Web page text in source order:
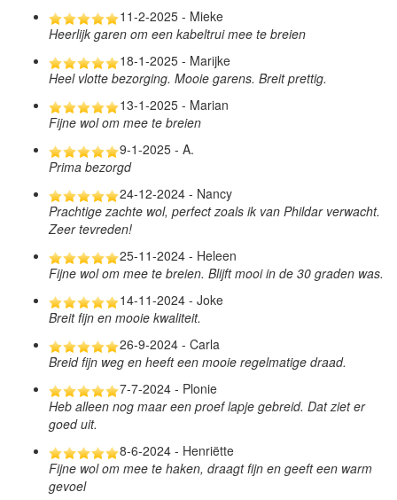
11-2-2025 - Mieke
Heerlijk garen om een kabeltrui mee te breien
18-1-2025 - Marijke
Heel vlotte bezorging. Mooie garens. Breit prettig.
13-1-2025 - Marian
Fijne wol om mee te breien
9-1-2025 - A.
Prima bezorgd
24-12-2024 - Nancy
Prachtige zachte wol, perfect zoals ik van Phildar verwacht.
Zeer tevreden!
25-11-2024 - Heleen
Fijne wol om mee te breien. Blijft mooi in de 30 graden was.
14-11-2024 - Joke
Breit fijn en mooie kwaliteit.
26-9-2024 - Carla
Breid fijn weg en heeft een mooie regelmatige draad.
7-7-2024 - Plonie
Heb alleen nog maar een proef lapje gebreid. Dat ziet er
goed uit.
8-6-2024 - Henriëtte
Fijne wol om mee te haken, draagt fijn en geeft een warm
gevoel